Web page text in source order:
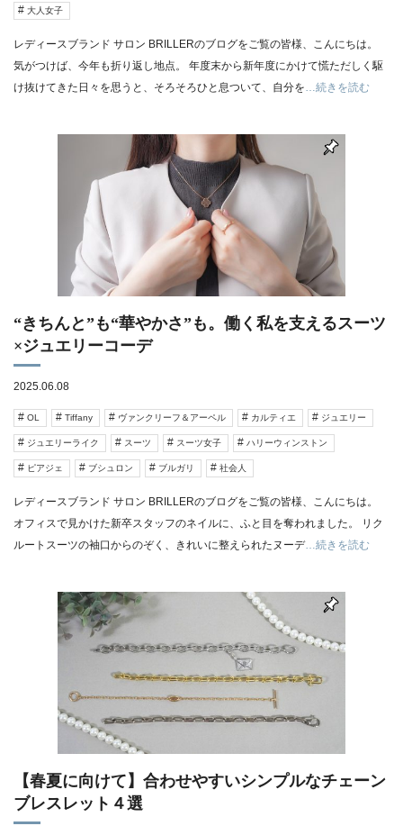
大人女子
レディースブランド サロン BRILLERのブログをご覧の皆様、こんにちは。
気がつけば、今年も折り返し地点。 年度末から新年度にかけて慌ただしく駆
け抜けてきた日々を思うと、そろそろひと息ついて、自分を…続きを読む
“きちんと”も“華やかさ”も。働く私を支えるスーツ
×ジュエリーコーデ
2025.06.08
OL Tiffany ヴァンクリーフ＆アーペル カルティエ ジュエリー
ジュエリーライク スーツ スーツ女子 ハリーウィンストン
ピアジェ ブシュロン ブルガリ 社会人
レディースブランド サロン BRILLERのブログをご覧の皆様、こんにちは。
オフィスで見かけた新卒スタッフのネイルに、ふと目を奪われました。 リク
ルートスーツの袖口からのぞく、きれいに整えられたヌーデ…続きを読む
【春夏に向けて】合わせやすいシンプルなチェーン
ブレスレット４選